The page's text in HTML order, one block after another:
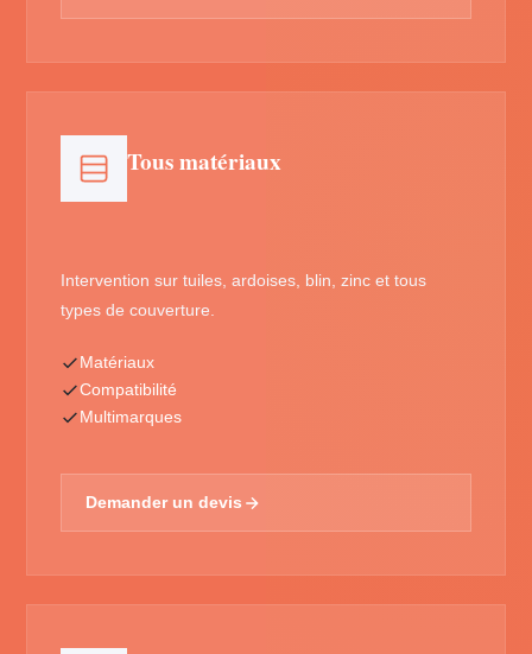
Tous matériaux
Intervention sur tuiles, ardoises, blin, zinc et tous
types de couverture.
Matériaux
Compatibilité
Multimarques
Demander un devis